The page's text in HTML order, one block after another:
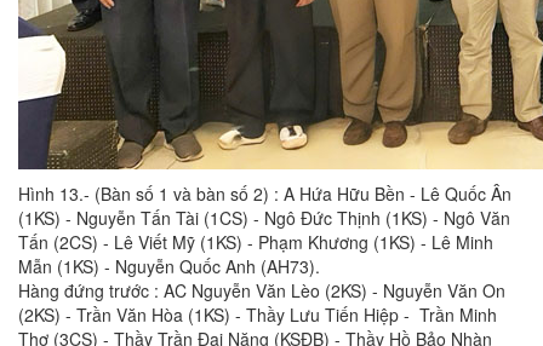
Hình 13.- (Bàn số 1 và bàn số 2) : A Hứa Hữu Bền - Lê Quốc Ân
(1KS) - Nguyễn Tấn Tài (1CS) - Ngô Đức Thịnh (1KS) - Ngô Văn
Tấn (2CS) - Lê Viết Mỹ (1KS) - Phạm Khương (1KS) - Lê Minh
Mẫn (1KS) - Nguyễn Quốc Anh (AH73).
Hàng đứng trước : AC Nguyễn Văn Lèo (2KS) - Nguyễn Văn On
(2KS) - Trần Văn Hòa (1KS) - Thầy Lưu Tiến Hiệp - Trần Minh
Thơ (3CS) - Thầy Trần Đại Năng (KSĐB) - Thầy Hồ Bảo Nhàn